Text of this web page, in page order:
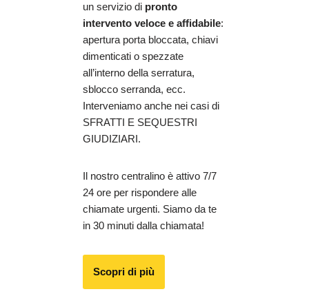
un servizio di pronto
intervento veloce e affidabile:
apertura porta bloccata, chiavi
dimenticati o spezzate
all’interno della serratura,
sblocco serranda, ecc.
Interveniamo anche nei casi di
SFRATTI E SEQUESTRI
GIUDIZIARI.
Il nostro centralino è attivo 7/7
24 ore per rispondere alle
chiamate urgenti. Siamo da te
in 30 minuti dalla chiamata!
Scopri di più